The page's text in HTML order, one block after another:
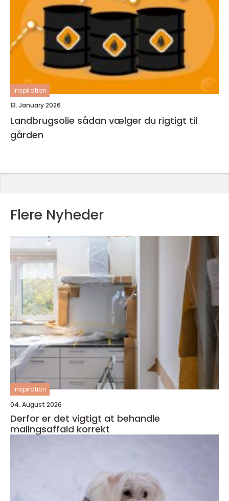
inspiration
13. January 2026
Landbrugsolie sådan vælger du rigtigt til
gården
Flere Nyheder
inspiration
04. August 2026
Derfor er det vigtigt at behandle
malingsaffald korrekt